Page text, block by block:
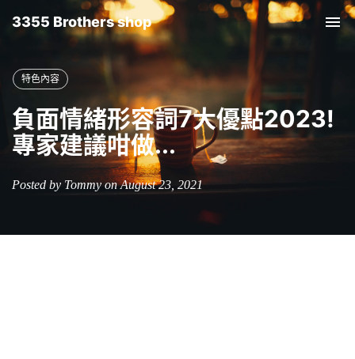
3355 Brothers shop
特色內容
負面情緒形容詞7大優點2023!
專家建議咁做...
Posted by Tommy on August 23, 2021